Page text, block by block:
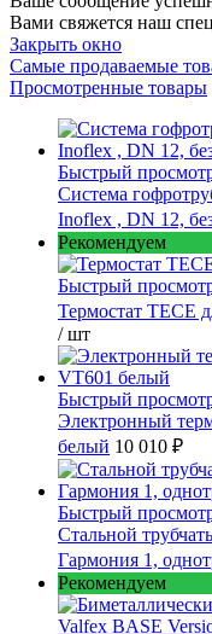
Вами свяжется наш
Закрыть окно
Самые продаваемые
Просмотренные товары
Быстрый
Cистема
Inoflex , DN 12,
Рекомендуем
Быстрый
Термостат TECE
/ шт
Быстрый
Электронный
белый 10 010 ₽
Быстрый
Стальной
Гармония 1,
Рекомендуем